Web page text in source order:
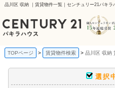
品川区 収納 ｜賃貸物件一覧｜センチュリー21パキラ
TOPページ 賃貸物件検索 品川区 収納
選択